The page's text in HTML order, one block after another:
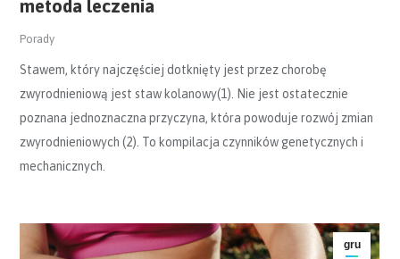
metoda leczenia
Porady
Stawem, który najczęściej dotknięty jest przez chorobę
zwyrodnieniową jest staw kolanowy(1). Nie jest ostatecznie
poznana jednoznaczna przyczyna, która powoduje rozwój zmian
zwyrodnieniowych (2). To kompilacja czynników genetycznych i
mechanicznych.
gru